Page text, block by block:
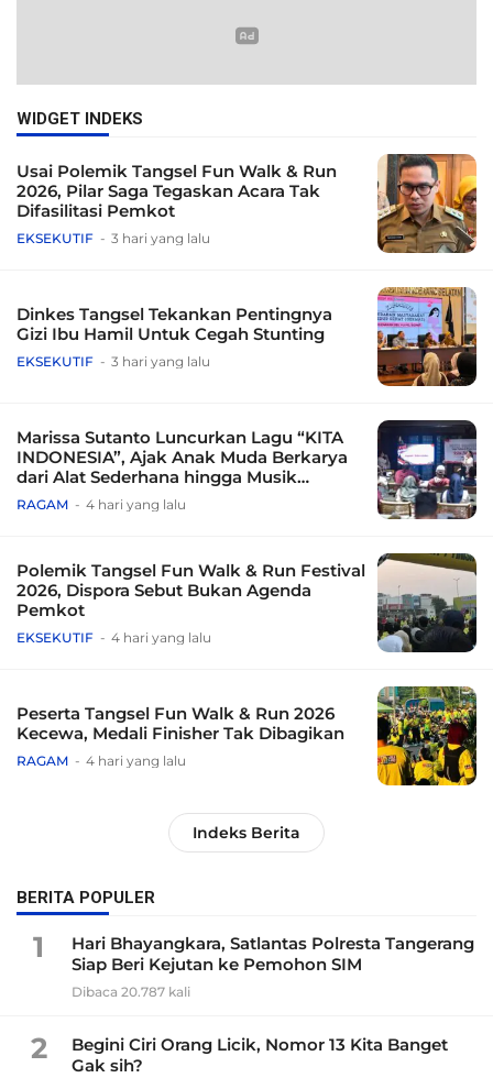
WIDGET INDEKS
Usai Polemik Tangsel Fun Walk & Run
2026, Pilar Saga Tegaskan Acara Tak
Difasilitasi Pemkot
EKSEKUTIF 3 hari yang lalu
Dinkes Tangsel Tekankan Pentingnya
Gizi Ibu Hamil Untuk Cegah Stunting
EKSEKUTIF 3 hari yang lalu
Marissa Sutanto Luncurkan Lagu “KITA
INDONESIA”, Ajak Anak Muda Berkarya
dari Alat Sederhana hingga Musik
Tradisional
RAGAM 4 hari yang lalu
Polemik Tangsel Fun Walk & Run Festival
2026, Dispora Sebut Bukan Agenda
Pemkot
EKSEKUTIF 4 hari yang lalu
Peserta Tangsel Fun Walk & Run 2026
Kecewa, Medali Finisher Tak Dibagikan
RAGAM 4 hari yang lalu
Indeks Berita
BERITA POPULER
1
Hari Bhayangkara, Satlantas Polresta Tangerang
Siap Beri Kejutan ke Pemohon SIM
Dibaca 20.787 kali
2
Begini Ciri Orang Licik, Nomor 13 Kita Banget
Gak sih?